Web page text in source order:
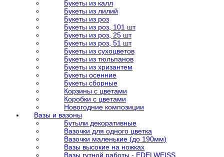
Букеты из калл
Букеты из лилий
Букеты из роз
Букеты из роз, 101 шт
Букеты из роз, 25 шт
Букеты из роз, 51 шт
Букеты из сухоцветов
Букеты из тюльпанов
Букеты из хризантем
Букеты осенние
Букеты сборные
Корзины с цветами
Коробки с цветами
Новогодние композиции
Вазы и вазоны
Бутыли декоративные
Вазочки для одного цветка
Вазочки маленькие (до 190мм)
Вазы высокие на ножках
Вазы гутной работы - EDELWEISS